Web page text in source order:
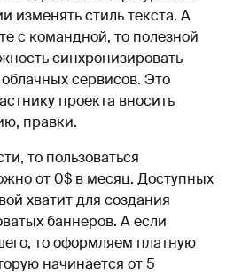
изменять стиль текста. А
с командной, то полезной
синхронизировать
сервисов. Это
проекта вносить
правки.
то пользоваться
от 0$ в месяц. Доступных
хватит для создания
баннеров. А если
то оформляем платную
начинается от 5